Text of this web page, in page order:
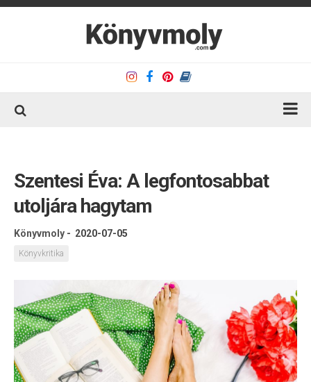
Könyvajánló
Kapcsolat
Olvasó sarok
Szentesi Éva: A legfontosabbat
utoljára hagytam
Könyvmoly - 2020-07-05
Könyvkritika